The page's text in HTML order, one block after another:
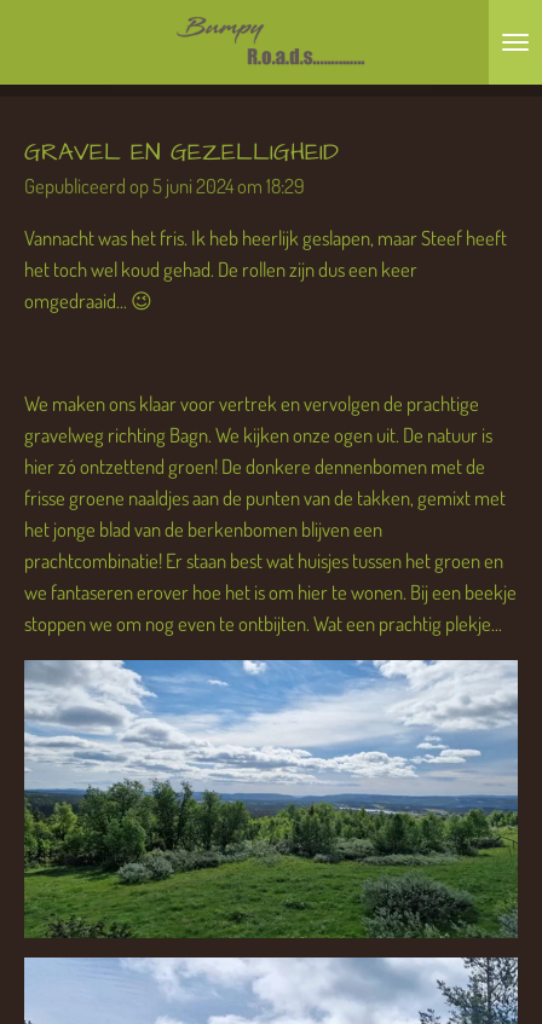
naar
hoofdinhoud
GRAVEL EN GEZELLIGHEID
Gepubliceerd op 5 juni 2024 om 18:29
Vannacht was het fris. Ik heb heerlijk geslapen, maar Steef heeft
het toch wel koud gehad. De rollen zijn dus een keer
omgedraaid... 😉
We maken ons klaar voor vertrek en vervolgen de prachtige
gravelweg richting Bagn. We kijken onze ogen uit. De natuur is
hier zó ontzettend groen! De donkere dennenbomen met de
frisse groene naaldjes aan de punten van de takken, gemixt met
het jonge blad van de berkenbomen blijven een
prachtcombinatie! Er staan best wat huisjes tussen het groen en
we fantaseren erover hoe het is om hier te wonen. Bij een beekje
stoppen we om nog even te ontbijten. Wat een prachtig plekje...